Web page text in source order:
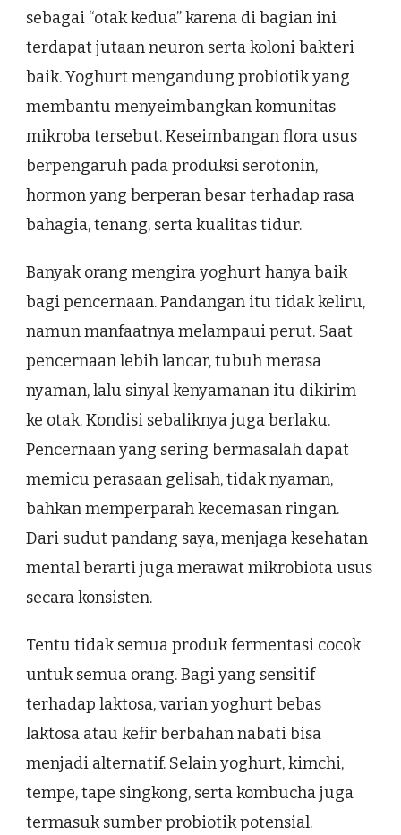
sebagai “otak kedua” karena di bagian ini
terdapat jutaan neuron serta koloni bakteri
baik. Yoghurt mengandung probiotik yang
membantu menyeimbangkan komunitas
mikroba tersebut. Keseimbangan flora usus
berpengaruh pada produksi serotonin,
hormon yang berperan besar terhadap rasa
bahagia, tenang, serta kualitas tidur.
Banyak orang mengira yoghurt hanya baik
bagi pencernaan. Pandangan itu tidak keliru,
namun manfaatnya melampaui perut. Saat
pencernaan lebih lancar, tubuh merasa
nyaman, lalu sinyal kenyamanan itu dikirim
ke otak. Kondisi sebaliknya juga berlaku.
Pencernaan yang sering bermasalah dapat
memicu perasaan gelisah, tidak nyaman,
bahkan memperparah kecemasan ringan.
Dari sudut pandang saya, menjaga kesehatan
mental berarti juga merawat mikrobiota usus
secara konsisten.
Tentu tidak semua produk fermentasi cocok
untuk semua orang. Bagi yang sensitif
terhadap laktosa, varian yoghurt bebas
laktosa atau kefir berbahan nabati bisa
menjadi alternatif. Selain yoghurt, kimchi,
tempe, tape singkong, serta kombucha juga
termasuk sumber probiotik potensial.